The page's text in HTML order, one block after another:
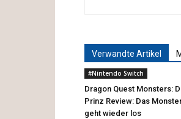
Verwandte Artikel
#Nintendo Switch
Dragon Quest Monsters:
Prinz Review: Das
geht wieder los